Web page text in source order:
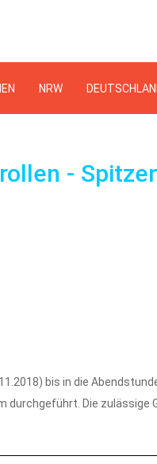
NRW
-
bis in die
durchgeführt. Die zulässige